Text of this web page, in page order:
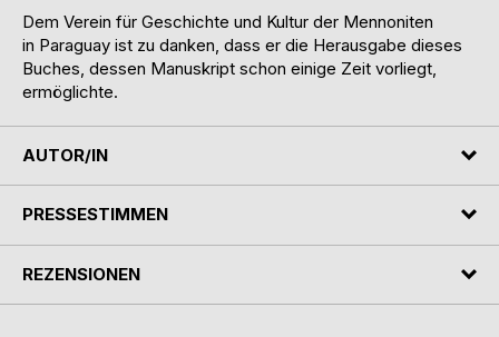
Dem Verein für Geschichte und Kultur der Mennoniten
in Paraguay ist zu danken, dass er die Herausgabe dieses
Buches, dessen Manuskript schon einige Zeit vorliegt,
ermöglichte.
AUTOR/IN
PRESSESTIMMEN
REZENSIONEN